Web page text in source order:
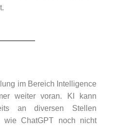
im Bereich Intelligence
weiter voran. KI kann
an diversen Stellen
wie ChatGPT noch nicht